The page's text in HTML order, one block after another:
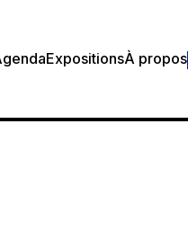
ExpositionsÀ propos